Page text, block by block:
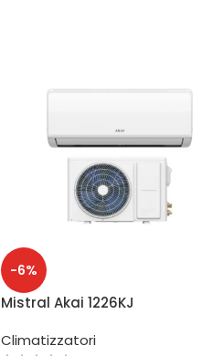
-6%
Mistral Akai 1226KJ
Inverter WiFi
Climatizzatori